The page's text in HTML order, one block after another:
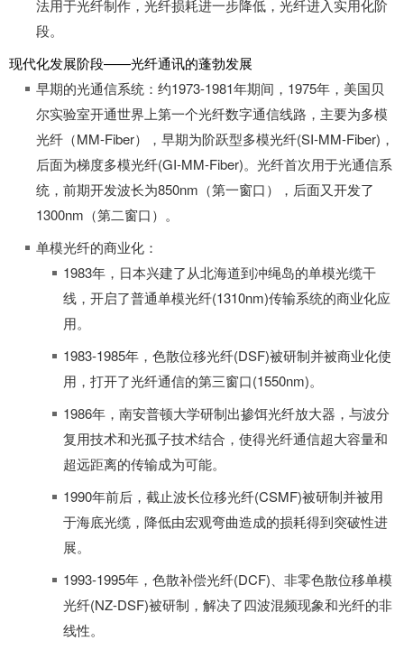
法用于光纤制作，光纤损耗进一步降低，光纤进入实用化阶
段。
现代化发展阶段——光纤通讯的蓬勃发展
早期的光通信系统：约1973-1981年期间，1975年，美国贝
尔实验室开通世界上第一个光纤数字通信线路，主要为多模
光纤（MM-Fiber），早期为阶跃型多模光纤(SI-MM-Fiber)，
后面为梯度多模光纤(GI-MM-Fiber)。光纤首次用于光通信系
统，前期开发波长为850nm（第一窗口），后面又开发了
1300nm（第二窗口）。
单模光纤的商业化：
1983年，日本兴建了从北海道到冲绳岛的单模光缆干
线，开启了普通单模光纤(1310nm)传输系统的商业化应
用。
1983-1985年，色散位移光纤(DSF)被研制并被商业化使
用，打开了光纤通信的第三窗口(1550nm)。
1986年，南安普顿大学研制出掺饵光纤放大器，与波分
复用技术和光孤子技术结合，使得光纤通信超大容量和
超远距离的传输成为可能。
1990年前后，截止波长位移光纤(CSMF)被研制并被用
于海底光缆，降低由宏观弯曲造成的损耗得到突破性进
展。
1993-1995年，色散补偿光纤(DCF)、非零色散位移单模
光纤(NZ-DSF)被研制，解决了四波混频现象和光纤的非
线性。